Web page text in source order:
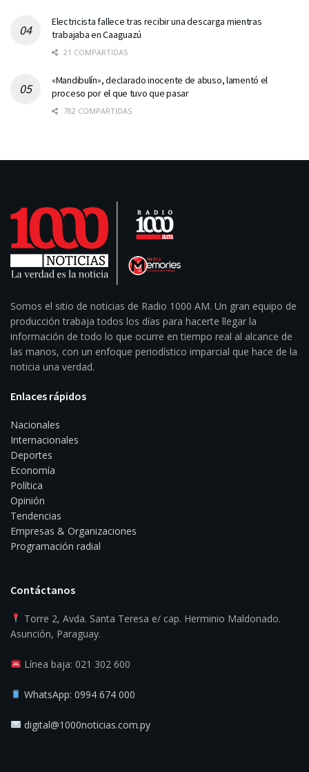
Electricista fallece tras recibir una descarga mientras
trabajaba en Caaguazú
21 COMPARTIDAS
«Mandibulín», declarado inocente de abuso, lamentó el
proceso por el que tuvo que pasar
782 COMPARTIDAS
Somos el sitio de noticias de Radio 1000 AM. Un gran equipo de
producción trabaja todos los días para hacerte llegar la
información de todo lo que ocurre en tiempo real al alcance de
las manos, con un enfoque periodístico imparcial que hace de la
noticia una verdad.
Enlaces rápidos
Nacionales
Internacionales
Deportes
Economía
Política
Opinión
Tendencias
Empresas & Organizaciones
Programación radial
Contáctanos
Torre 2, Avda. Santa Teresa e/ cap. Herminio Maldonado.
Asunción, Paraguay.
Línea baja: 021 302 600
WhatsApp: 0994 674 000
digital@1000noticias.com.py